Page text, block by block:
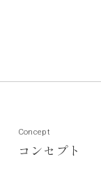
Concept
コ ンセ プト